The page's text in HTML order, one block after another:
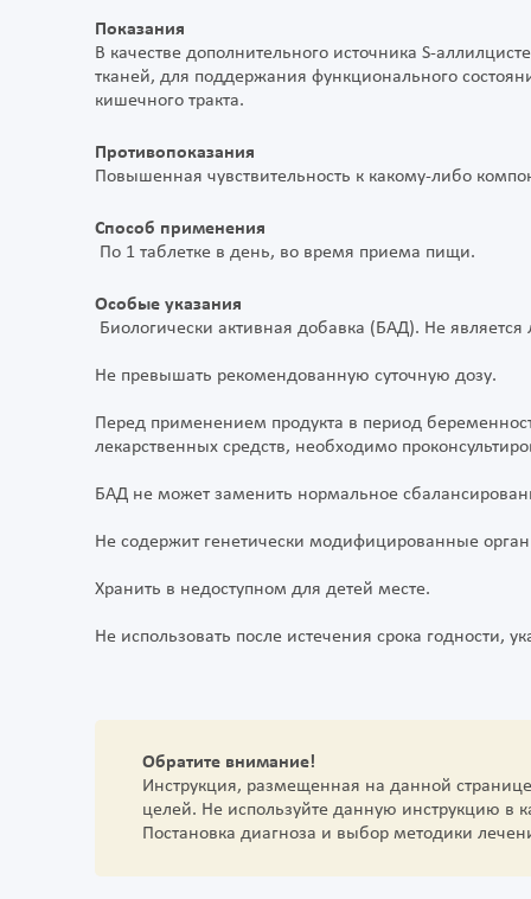
Показания
В качестве дополнительного источника S-
тканей, для поддержания функционального
кишечного тракта.
Противопоказания
Повышенная чувствительность к какому-либо
Способ применения
По 1 таблетке в день, во время приема пищи.
Особые указания
Биологически активная добавка (БАД). Не является
Не превышать рекомендованную суточную дозу.
Перед применением продукта в период
лекарственных средств, необходимо
БАД не может заменить нормальное
Не содержит генетически модифицированные
Хранить в недоступном для детей месте.
Не использовать после истечения срока годности,
Обратите внимание!
Инструкция, размещенная на данной
целей. Не используйте данную инструкцию в
Постановка диагноза и выбор методики